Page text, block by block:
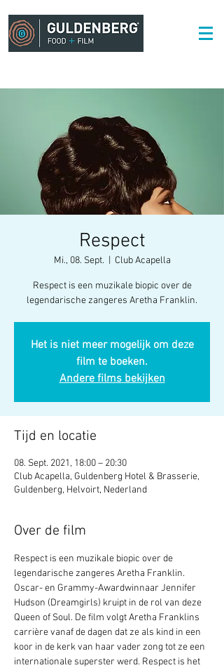
Respect
Mi., 08. Sept. Club Acapella
Respect is een muzikale biopic over de
legendarische zangeres Aretha Franklin.
Het is niet meer mogelijk om deze
film te boeken.
Andere films bekijken
Tijd en locatie
08. Sept. 2021, 18:00 – 20:30
Club Acapella, Guldenberg Hotel & Brasserie,
Guldenberg, Helvoirt, Nederland
Over de film
Respect is een muzikale biopic over de
legendarische zangeres Aretha Franklin.
Oscar- en Grammy-Awardwinnaar Jennifer
Hudson (Dreamgirls) kruipt in de rol van deze
Queen of Soul. De film volgt Aretha Franklins
carrière vanaf de dagen dat ze als kind in een
koor in de kerk van haar vader zong tot ze een
internationale superster werd. Respect is het